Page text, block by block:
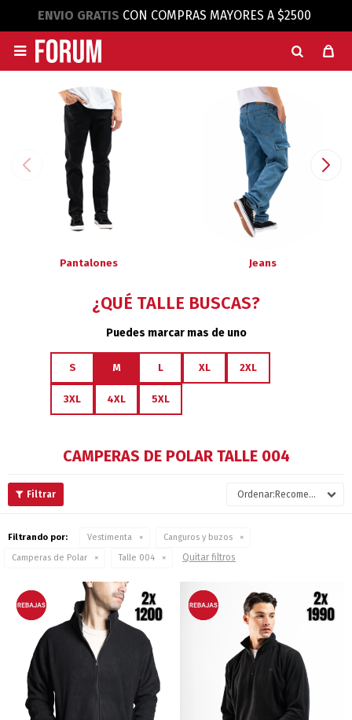
ENVIO GRATIS CON COMPRAS MAYORES A $2500

Pantalones Jeans
¿QUÉ TALLE BUSCAS?
Puedes marcar mas de uno
S M L XL 2XL
3XL 4XL 5XL
CAMPERAS DE POLAR TALLE 004
Recomendados
Filtrando por: Vestimenta
Canguros y buzos
Camperas de Polar
Talle 004 Quitar filtros